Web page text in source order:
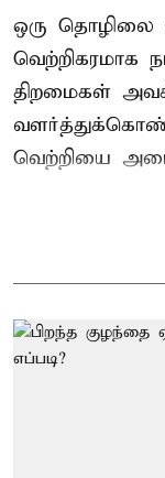
ஒரு தொழிலை
வெற்றிகரமாக
திறமைகள்
வெற்றியை